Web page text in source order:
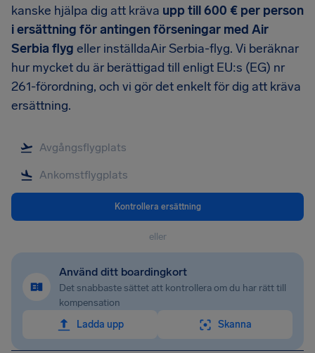
kanske hjälpa dig att kräva upp till 600 € per person
i ersättning för antingen förseningar med Air
Serbia flyg eller inställdaAir Serbia-flyg. Vi beräknar
hur mycket du är berättigad till enligt EU:s (EG) nr
261-förordning, och vi gör det enkelt för dig att kräva
ersättning.
Kontrollera ersättning
eller
Använd ditt boardingkort
Det snabbaste sättet att kontrollera om du har rätt till
kompensation
Ladda upp
Skanna